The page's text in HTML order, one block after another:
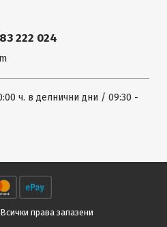
222 024
ч. в делнични дни / 09:30 -
Всички права запазени